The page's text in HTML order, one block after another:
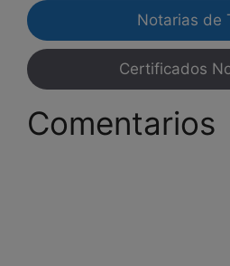
Notarias de
Certificados
Comentarios